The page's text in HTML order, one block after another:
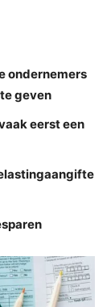
ondernemers
geven
eerst een